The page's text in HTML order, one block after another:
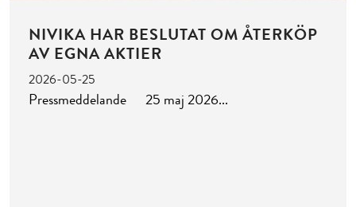
NIVIKA HAR BESLUTAT OM ÅTERKÖP
AV EGNA AKTIER
2026-05-25
Pressmeddelande 25 maj 2026